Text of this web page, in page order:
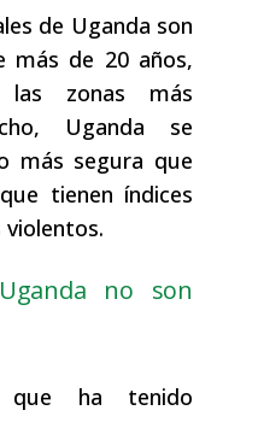
de Uganda son
más de 20 años,
las zonas más
Uganda se
más segura que
tienen índices
no son
que ha tenido